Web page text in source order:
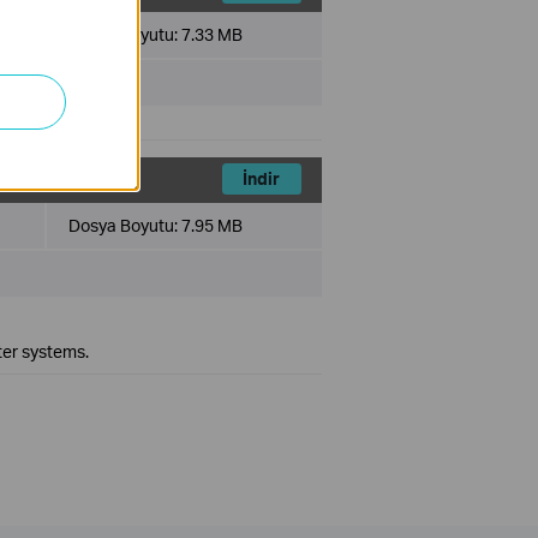
Dosya Boyutu:7.33 MB
İndir
Dosya Boyutu:7.95 MB
systems.